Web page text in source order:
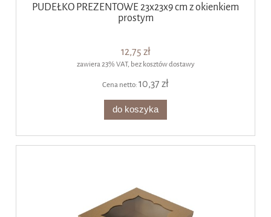
PUDEŁKO PREZENTOWE 23x23x9 cm z okienkiem
prostym
12,75 zł
zawiera 23% VAT, bez kosztów dostawy
Cena netto:10,37 zł
do koszyka